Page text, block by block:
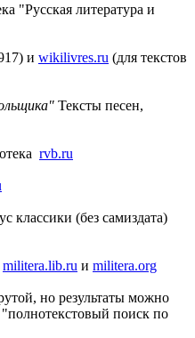
"Русская литература и
и wikilivres.ru (для текстов
Тексты песен,
rvb.ru
классики (без самиздата)
militera.lib.ru и militera.org
но результаты можно
поиск по